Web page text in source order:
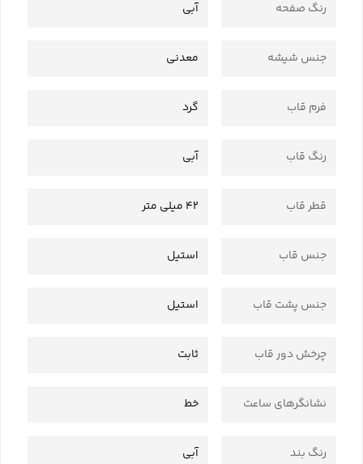
رنگ صفحه آبی
جنس شیشه معدنی
فرم قاب گرد
رنگ قاب آبی
قطر قاب 42 میلی متر
جنس قاب استیل
جنس پشت قاب استیل
چرخش دور قاب ثابت
نشانگرهای ساعت خط
رنگ بند آبی